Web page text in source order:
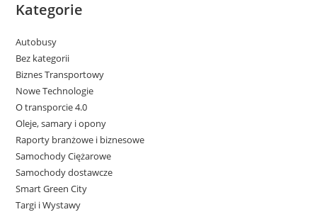
Kategorie
Autobusy
Bez kategorii
Biznes Transportowy
Nowe Technologie
O transporcie 4.0
Oleje, samary i opony
Raporty branżowe i biznesowe
Samochody Ciężarowe
Samochody dostawcze
Smart Green City
Targi i Wystawy